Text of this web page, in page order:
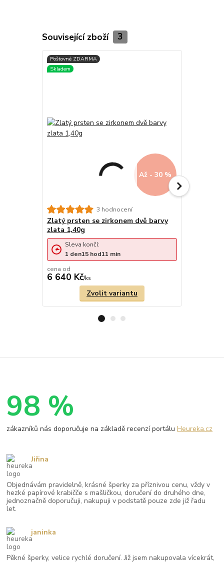
Související zboží 3
Až - 30 %
3 hodnocení
Zlatý prsten se zirkonem dvě barvy
zlata 1,40g
cena od
6 640 Kč/ks
Sleva končí:
1 den15 hod11 min
Zvolit variantu
98 %
zákazníků nás doporučuje na základě recenzí portáluHeureka.cz
Objednávám pravidelně, krásné šperky za příznivou cenu, vždy v
hezké papírové krabičče s mašličkou, doručení do druhého dne,
jednoznačně doporučuji, nakupuji v podstatě pouze zde již řadu
let.
Jiřina
Pěkné šperky, velice rychlé doručení. Již jsem nakupovala vícekrát,
janinka